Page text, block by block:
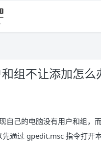
组不让添加怎么
自己的电脑没有用户和组，
通过 gpedit.msc 指令打开